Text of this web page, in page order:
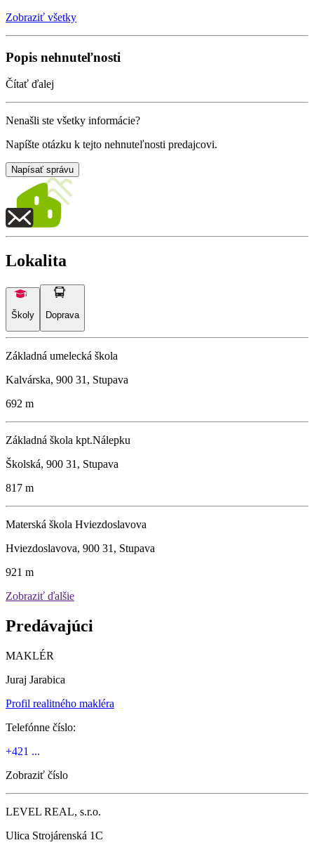
Zobraziť všetky
Popis nehnuteľnosti
Čítať ďalej
Nenašli ste všetky informácie?
Napíšte otázku k tejto nehnuteľnosti predajcovi.
Napísať správu
Lokalita
Školy Doprava
Základná umelecká škola
Kalvárska, 900 31, Stupava
692 m
Základná škola kpt.Nálepku
Školská, 900 31, Stupava
817 m
Materská škola Hviezdoslavova
Hviezdoslavova, 900 31, Stupava
921 m
Zobraziť ďalšie
Predávajúci
MAKLÉR
Juraj Jarabica
Profil realitného makléra
Telefónne číslo:
+421 ...
Zobraziť číslo
LEVEL REAL, s.r.o.
Ulica Strojárenská 1C